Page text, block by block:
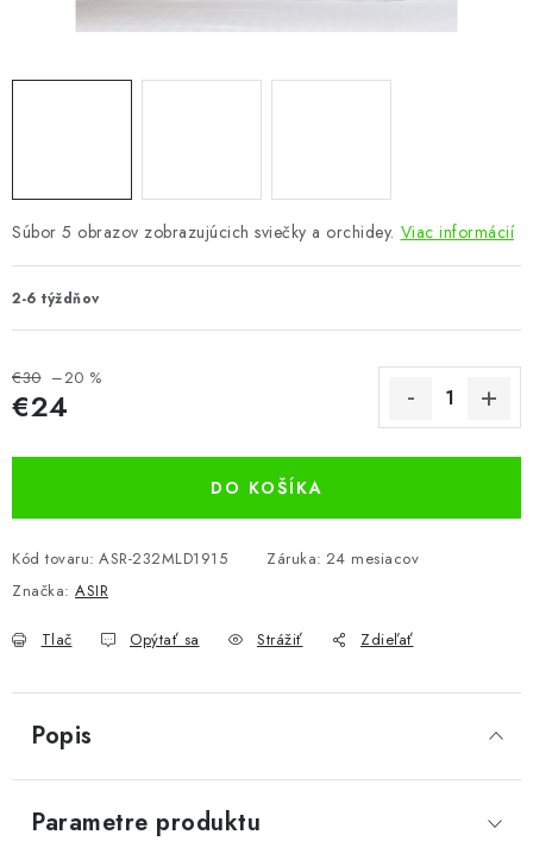
DOPLNKY A DEKORÁCIE
ZÁHRADA
Reklamácie a odstúpenie od zmluvy
Súbor 5 obrazov zobrazujúcich sviečky a orchidey. Viac informácií
2-6 týždňov
€30 –20 %
€24
DO KOŠÍKA
Kód tovaru: ASR-232MLD1915 Záruka: 24 mesiacov
Značka: ASIR
Tlač Opýtať sa Strážiť Zdieľať
Popis
Parametre produktu